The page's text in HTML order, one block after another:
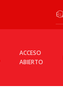
ACCESO
ABIERTO